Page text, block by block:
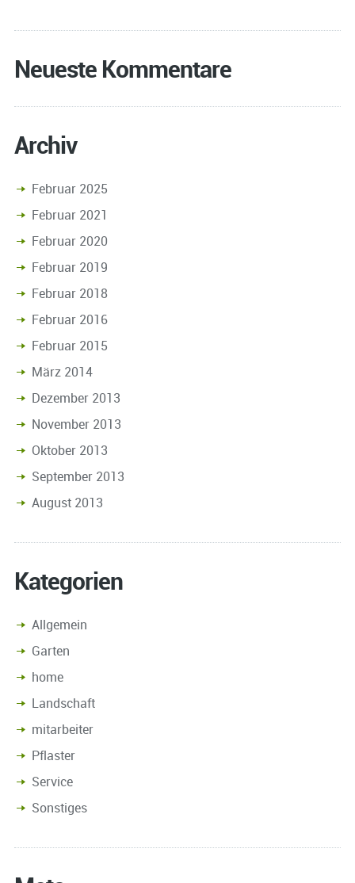
Neueste Kommentare
Archiv
Februar 2025
Februar 2021
Februar 2020
Februar 2019
Februar 2018
Februar 2016
Februar 2015
März 2014
Dezember 2013
November 2013
Oktober 2013
September 2013
August 2013
Kategorien
Allgemein
Garten
home
Landschaft
mitarbeiter
Pflaster
Service
Sonstiges